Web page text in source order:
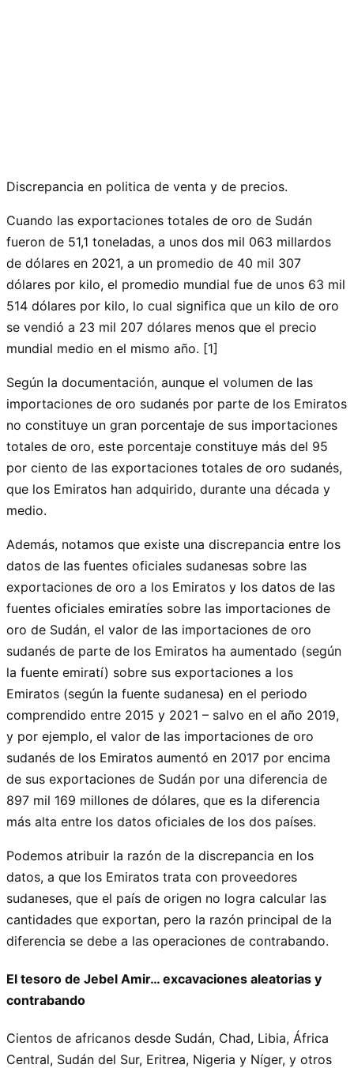
Discrepancia en politica de venta y de precios.
Cuando las exportaciones totales de oro de Sudán
fueron de 51,1 toneladas, a unos dos mil 063 millardos
de dólares en 2021, a un promedio de 40 mil 307
dólares por kilo, el promedio mundial fue de unos 63 mil
514 dólares por kilo, lo cual significa que un kilo de oro
se vendió a 23 mil 207 dólares menos que el precio
mundial medio en el mismo año. [1]
Según la documentación, aunque el volumen de las
importaciones de oro sudanés por parte de los Emiratos
no constituye un gran porcentaje de sus importaciones
totales de oro, este porcentaje constituye más del 95
por ciento de las exportaciones totales de oro sudanés,
que los Emiratos han adquirido, durante una década y
medio.
Además, notamos que existe una discrepancia entre los
datos de las fuentes oficiales sudanesas sobre las
exportaciones de oro a los Emiratos y los datos de las
fuentes oficiales emiratíes sobre las importaciones de
oro de Sudán, el valor de las importaciones de oro
sudanés de parte de los Emiratos ha aumentado (según
la fuente emiratí) sobre sus exportaciones a los
Emiratos (según la fuente sudanesa) en el periodo
comprendido entre 2015 y 2021 – salvo en el año 2019,
y por ejemplo, el valor de las importaciones de oro
sudanés de los Emiratos aumentó en 2017 por encima
de sus exportaciones de Sudán por una diferencia de
897 mil 169 millones de dólares, que es la diferencia
más alta entre los datos oficiales de los dos países.
Podemos atribuir la razón de la discrepancia en los
datos, a que los Emiratos trata con proveedores
sudaneses, que el país de origen no logra calcular las
cantidades que exportan, pero la razón principal de la
diferencia se debe a las operaciones de contrabando.
El tesoro de Jebel Amir… excavaciones aleatorias y
contrabando
Cientos de africanos desde Sudán, Chad, Libia, África
Central, Sudán del Sur, Eritrea, Nigeria y Níger, y otros